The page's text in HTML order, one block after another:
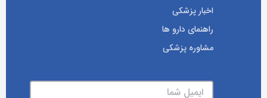
اخبار پزشکی
راهنمای دارو ها
مشاوره پزشکی